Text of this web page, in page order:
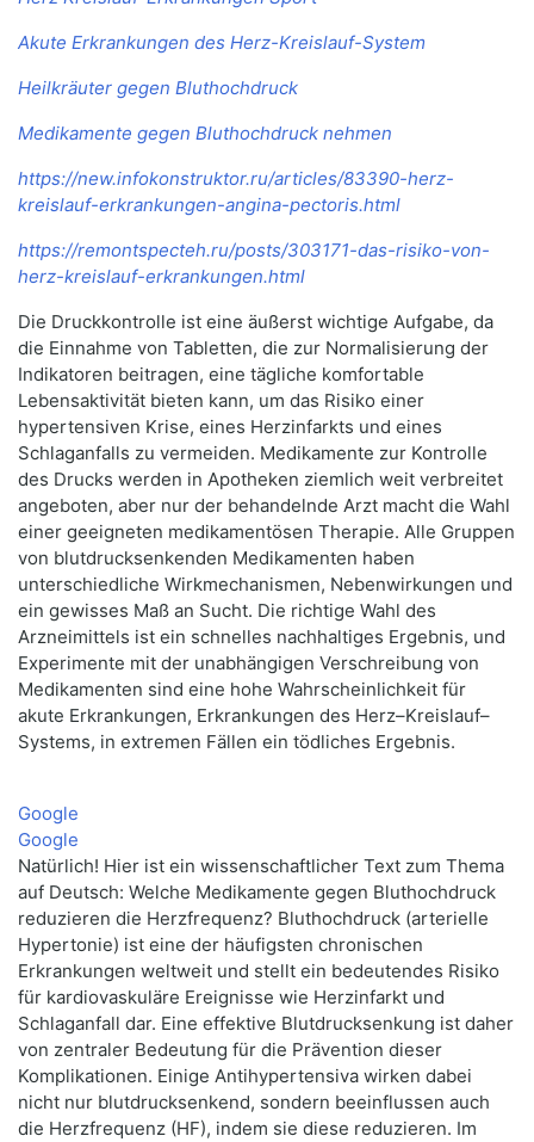
Akute Erkrankungen des Herz-Kreislauf-System
Heilkräuter gegen Bluthochdruck
Medikamente gegen Bluthochdruck nehmen
https://new.infokonstruktor.ru/articles/83390-herz-
kreislauf-erkrankungen-angina-pectoris.html
https://remontspecteh.ru/posts/303171-das-risiko-von-
herz-kreislauf-erkrankungen.html
Die Druckkontrolle ist eine äußerst wichtige Aufgabe, da
die Einnahme von Tabletten, die zur Normalisierung der
Indikatoren beitragen, eine tägliche komfortable
Lebensaktivität bieten kann, um das Risiko einer
hypertensiven Krise, eines Herzinfarkts und eines
Schlaganfalls zu vermeiden. Medikamente zur Kontrolle
des Drucks werden in Apotheken ziemlich weit verbreitet
angeboten, aber nur der behandelnde Arzt macht die Wahl
einer geeigneten medikamentösen Therapie. Alle Gruppen
von blutdrucksenkenden Medikamenten haben
unterschiedliche Wirkmechanismen, Nebenwirkungen und
ein gewisses Maß an Sucht. Die richtige Wahl des
Arzneimittels ist ein schnelles nachhaltiges Ergebnis, und
Experimente mit der unabhängigen Verschreibung von
Medikamenten sind eine hohe Wahrscheinlichkeit für
akute Erkrankungen, Erkrankungen des Herz–Kreislauf–
Systems, in extremen Fällen ein tödliches Ergebnis.
Google
Google
Natürlich! Hier ist ein wissenschaftlicher Text zum Thema
auf Deutsch: Welche Medikamente gegen Bluthochdruck
reduzieren die Herzfrequenz? Bluthochdruck (arterielle
Hypertonie) ist eine der häufigsten chronischen
Erkrankungen weltweit und stellt ein bedeutendes Risiko
für kardiovaskuläre Ereignisse wie Herzinfarkt und
Schlaganfall dar. Eine effektive Blutdrucksenkung ist daher
von zentraler Bedeutung für die Prävention dieser
Komplikationen. Einige Antihypertensiva wirken dabei
nicht nur blutdrucksenkend, sondern beeinflussen auch
die Herzfrequenz (HF), indem sie diese reduzieren. Im